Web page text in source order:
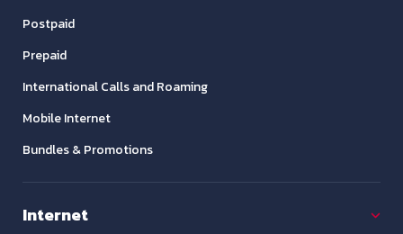
Postpaid
Prepaid
International Calls and Roaming
Mobile Internet
Bundles & Promotions
Internet